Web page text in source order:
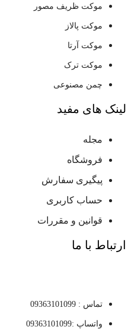
موکت ظریف مصور
موکت پالاز
موکت آرتا
موکت ترک
چمن مصنوعی
لینک های مفید
مجله
فروشگاه
پیگیری سفارش
حساب کاربری
قوانین و مقررات
ارتباط با ما
تماس : 09363101099
واتساپ :09363101099